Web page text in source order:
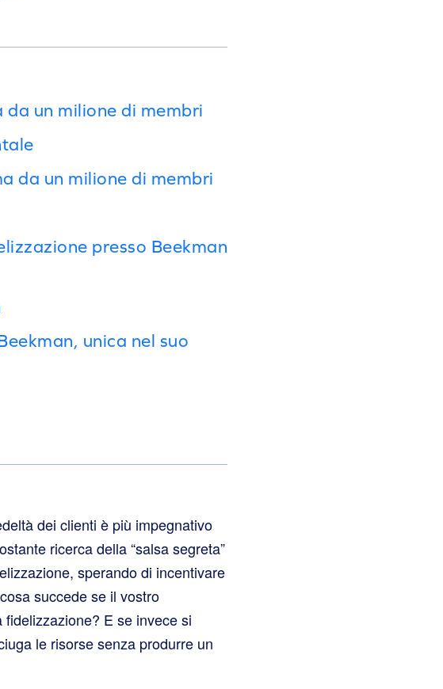
un milione di membri
da un milione di membri
presso Beekman
unica nel suo
dei clienti è più impegnativo
ricerca della “salsa segreta”
sperando di incentivare
succede se il vostro
E se invece si
le risorse senza produrre un